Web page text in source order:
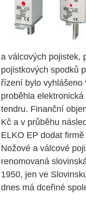
a válcových pojistek,
pojistkových spodků
řízení bylo
proběhla
tendru. Finanční
Kč a v průběhu
ELKO EP dodat
Nožové a válcové
renomovaná
1950, jen ve
dnes má dceřiné